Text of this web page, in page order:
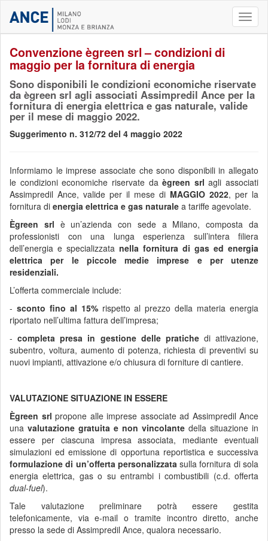
Convenzione ègreen srl – condizioni di
maggio per la fornitura di energia
Sono disponibili le condizioni economiche riservate
da ègreen srl agli associati Assimpredil Ance per la
fornitura di energia elettrica e gas naturale, valide
per il mese di maggio 2022.
Suggerimento n. 312/72 del 4 maggio 2022
Informiamo le imprese associate che sono disponibili in allegato
le condizioni economiche riservate daègreen srl agli associati
Assimpredil Ance, valide per il mese di MAGGIO 2022, per la
fornitura di energia elettrica e gas naturale a tariffe agevolate.
Ègreen srl è un’azienda con sede a Milano, composta da
professionisti con una lunga esperienza sull’intera filiera
dell’energia e specializzata nella fornitura di gas ed energia
elettrica per le piccole medie imprese e per utenze
residenziali.
L’offerta commerciale include:
- sconto fino al 15%rispetto al prezzo della materia energia
riportato nell’ultima fattura dell’impresa;
-completa presa in gestione delle pratichedi attivazione,
subentro, voltura, aumento di potenza, richiesta di preventivi su
nuovi impianti, attivazione e/o chiusura di forniture di cantiere.
VALUTAZIONE SITUAZIONE IN ESSERE
Ègreen srl propone alle imprese associate ad Assimpredil Ance
una valutazione gratuita e non vincolante della situazione in
essere per ciascuna impresa associata, mediante eventuali
simulazioni ed emissione di opportuna reportistica e successiva
formulazione di un’offerta personalizzatasulla fornitura di sola
energia elettrica, gas o su entrambi i combustibili (c.d. offerta
dual-fuel).
Tale valutazione preliminare potrà essere gestita
telefonicamente, via e-mail o tramite incontro diretto, anche
presso la sede di Assimpredil Ance, qualora necessario.